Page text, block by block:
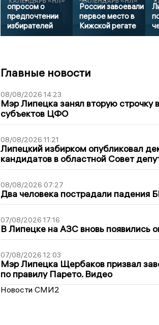
опросом о
предпочтении
избирателей
России завоевали
первое место в
Кижской регате
Главные новости
08/08/2026 14:23
Мэр Липецка занял вторую строчку
субъектов ЦФО
08/08/2026 11:21
Липецкий избирком опубликовал
кандидатов в областной Совет
08/08/2026 07:27
Два человека пострадали падения
07/08/2026 17:16
В Липецке на АЗС вновь появились
07/08/2026 12:03
Мэр Липецка Щербаков призвал
по правилу Парето. Видео
Новости СМИ2